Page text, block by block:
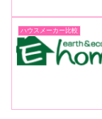
ハウスメーカー比較